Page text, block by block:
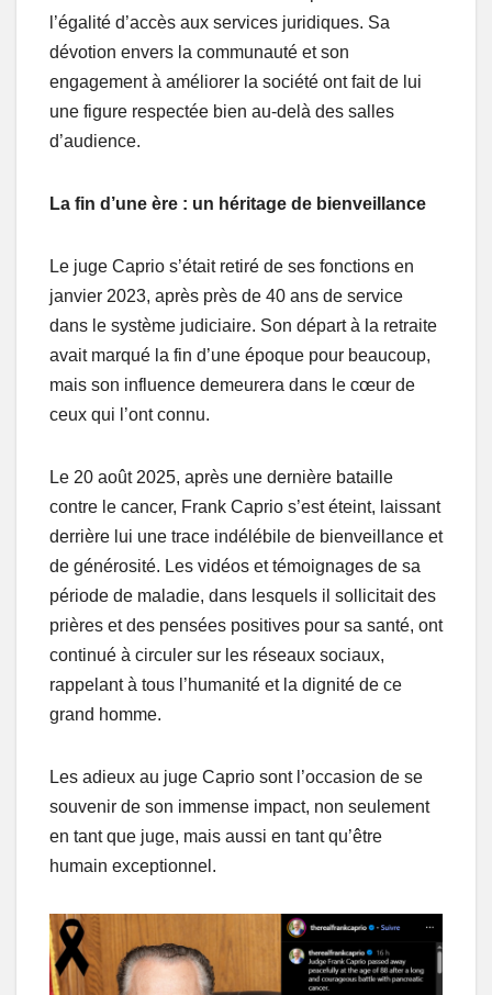
l’égalité d’accès aux services juridiques. Sa
dévotion envers la communauté et son
engagement à améliorer la société ont fait de lui
une figure respectée bien au-delà des salles
d’audience.
La fin d’une ère : un héritage de bienveillance
Le juge Caprio s’était retiré de ses fonctions en
janvier 2023, après près de 40 ans de service
dans le système judiciaire. Son départ à la retraite
avait marqué la fin d’une époque pour beaucoup,
mais son influence demeurera dans le cœur de
ceux qui l’ont connu.
Le 20 août 2025, après une dernière bataille
contre le cancer, Frank Caprio s’est éteint, laissant
derrière lui une trace indélébile de bienveillance et
de générosité. Les vidéos et témoignages de sa
période de maladie, dans lesquels il sollicitait des
prières et des pensées positives pour sa santé, ont
continué à circuler sur les réseaux sociaux,
rappelant à tous l’humanité et la dignité de ce
grand homme.
Les adieux au juge Caprio sont l’occasion de se
souvenir de son immense impact, non seulement
en tant que juge, mais aussi en tant qu’être
humain exceptionnel.